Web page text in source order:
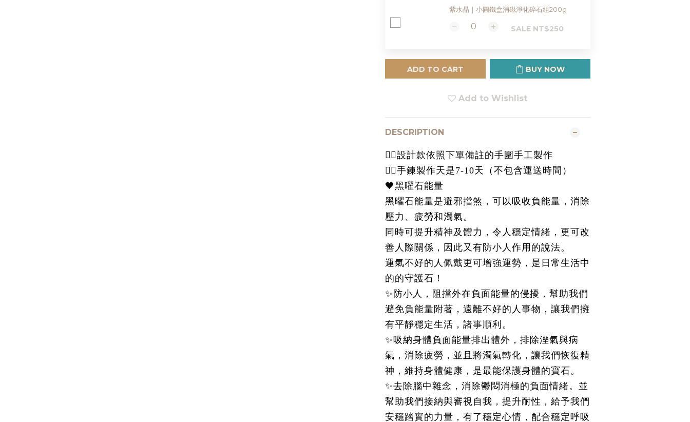
紫水晶｜小圓鐵盒消磁淨化碎石組200g
SALE NT$250
ADD TO CART BUY NOW
Add to Wishlist
DESCRIPTION
👉🏻設計款依照下單備註的手圍手工製作
👉🏻手鍊製作天是7-10天（不包含運送時間）
🖤黑曜石能量
黑曜石能量是避邪擋煞，可以吸收負能量，消除
壓力、疲勞和濁氣。
同時可提升精神及體力，令人穩定情緒，更可改
善人際關係，因此又有防小人作用的說法。
運氣不好的人佩戴更可增強運勢，是日常生活中
的的守護石！
✨防小人，阻擋外在負面能量的侵擾，幫助我們
避免負能量附著，遠離不好的人事物，讓我們擁
有平靜穩定生活，諸事順利。
✨吸納身體負面能量排出體外，排除溼氣與病
氣，消除疲勞，並且將濁氣轉化，讓我們恢復精
神，維持身體健康，是最能保護身體的寶石。
✨去除腦中雜念，消除鬱悶消極的負面情緒。並
幫助我們接納與審視自我，提升耐性，給予我們
安穩踏實的力量，有了穩定心情，配合穩定呼吸